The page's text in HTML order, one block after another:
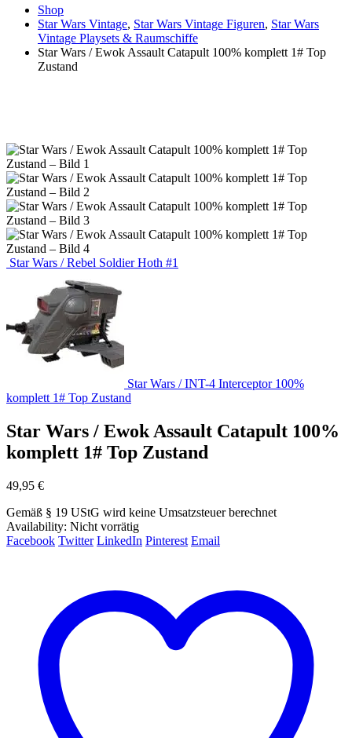
Shop
Star Wars Vintage, Star Wars Vintage Figuren, Star Wars
Vintage Playsets & Raumschiffe
Star Wars / Ewok Assault Catapult 100% komplett 1# Top
Zustand
Star Wars / Rebel Soldier Hoth #1
Star Wars / INT-4 Interceptor 100%
komplett 1# Top Zustand
Star Wars / Ewok Assault Catapult 100%
komplett 1# Top Zustand
49,95 €
Gemäß § 19 UStG wird keine Umsatzsteuer berechnet
Availability: Nicht vorrätig
Facebook Twitter LinkedIn Pinterest Email